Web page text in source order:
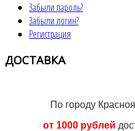
Забыли пароль?
Забыли логин?
Регистрация
ДОСТАВКА
По городу
от 1000 рублей